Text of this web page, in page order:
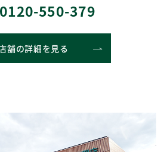
550-379
舗の詳細を見る